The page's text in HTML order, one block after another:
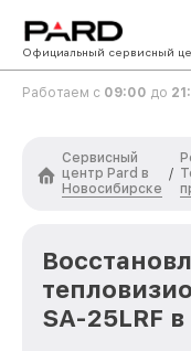
Официальный сервисный
Работаем с 09:00 до
Сервисный
центр Pard в
Новосибирске
/
SA-25LRF